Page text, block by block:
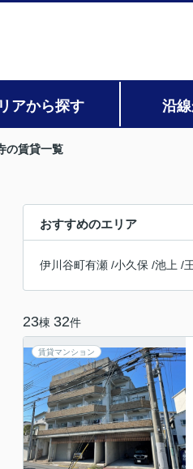
アから探す 沿
の賃貸一覧
おすすめのエリア
伊川谷町有瀬 /小久保 /池上 /
23棟 32件
賃貸マンション